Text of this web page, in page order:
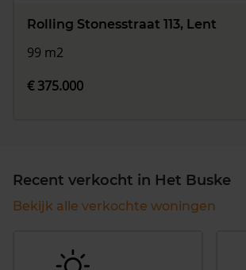
Rolling Stonesstraat 113, Lent
99 m2
€ 375.000
Recent verkocht in Het Buske
Bekijk alle verkochte woningen